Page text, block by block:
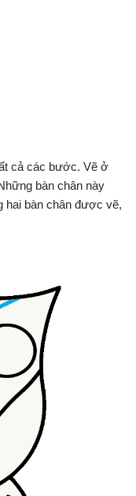
cả các bước. Vẽ ở
bàn chân này
hai bàn chân được vẽ,